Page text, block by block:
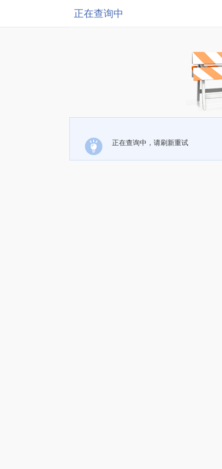
正在查询中
正在查询中，请刷新重试